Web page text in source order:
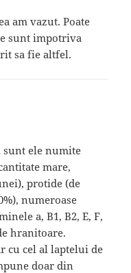
am vazut. Poate
sunt impotriva
sa fie altfel.
sunt ele numite
mare,
protide (de
numeroase
a, B1, B2, E, F,
hranitoare.
cu cel al laptelui de
doar din